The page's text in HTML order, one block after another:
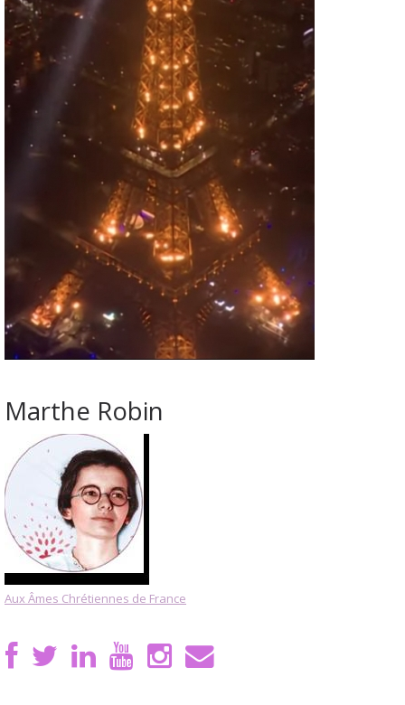
Marthe Robin
Aux Âmes Chrétiennes de France